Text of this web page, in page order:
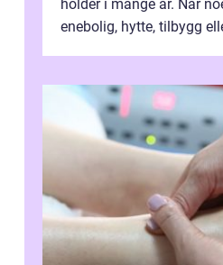
holder i mange år. Når
enebolig, hytte, tilbygg